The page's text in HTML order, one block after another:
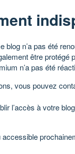
blog n’a pas été
être protégé
n’a pas été
vous pouvez
l’accès à votre